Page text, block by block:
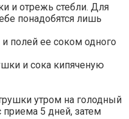
и отрежь стебли. Для
понадобятся лишь
полей ее соком одного
и сока кипяченую
утром на голодный
5 дней, затем